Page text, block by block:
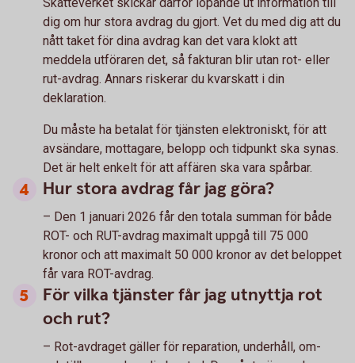
dig om hur stora avdrag du gjort. Vet du med dig att du
nått taket för dina avdrag kan det vara klokt att
meddela utföraren det, så fakturan blir utan rot- eller
rut-avdrag. Annars riskerar du kvarskatt i din
deklaration.
Du måste ha betalat för tjänsten elektroniskt, för att
avsändare, mottagare, belopp och tidpunkt ska synas.
Det är helt enkelt för att affären ska vara spårbar.
Hur stora avdrag får jag göra?
– Den 1 januari 2026 får den totala summan för både
ROT- och RUT-avdrag maximalt uppgå till 75 000
kronor och att maximalt 50 000 kronor av det beloppet
får vara ROT-avdrag.
För vilka tjänster får jag utnyttja rot
och rut?
– Rot-avdraget gäller för reparation, underhåll, om-